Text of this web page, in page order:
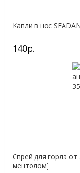
Капли в нос
140р.
Спрей для горла
ментолом)